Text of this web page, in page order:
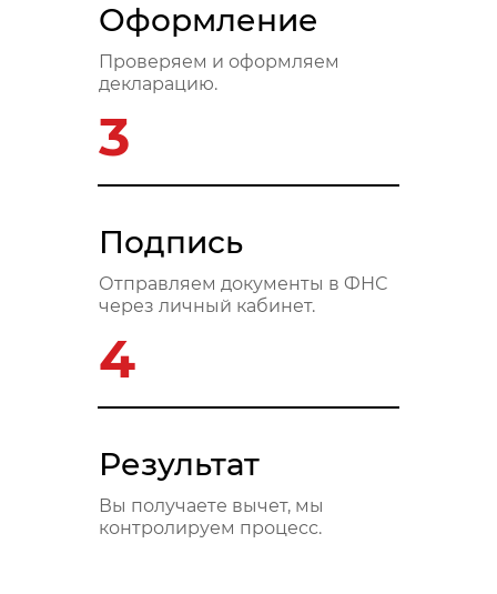
Оформление
Проверяем и оформляем
декларацию.
3
Подпись
Отправляем документы в ФНС
через личный кабинет.
4
Результат
Вы получаете вычет, мы
контролируем процесс.